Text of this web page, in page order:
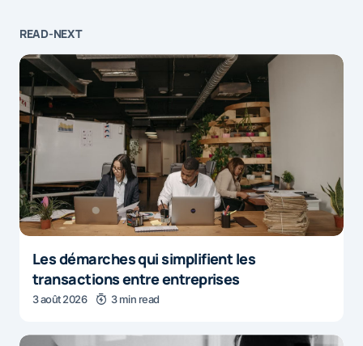
READ-NEXT
Les démarches qui simplifient les
transactions entre entreprises
3 août 2026 3 min read